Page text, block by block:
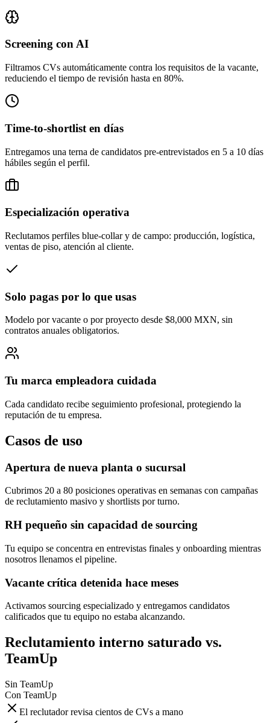
Screening con AI
Filtramos CVs automáticamente contra los requisitos de la vacante,
reduciendo el tiempo de revisión hasta en 80%.
Time-to-shortlist en días
Entregamos una terna de candidatos pre-entrevistados en 5 a 10 días
hábiles según el perfil.
Especialización operativa
Reclutamos perfiles blue-collar y de campo: producción, logística,
ventas de piso, atención al cliente.
Solo pagas por lo que usas
Modelo por vacante o por proyecto desde $8,000 MXN, sin
contratos anuales obligatorios.
Tu marca empleadora cuidada
Cada candidato recibe seguimiento profesional, protegiendo la
reputación de tu empresa.
Casos de uso
Apertura de nueva planta o sucursal
Cubrimos 20 a 80 posiciones operativas en semanas con campañas
de reclutamiento masivo y shortlists por turno.
RH pequeño sin capacidad de sourcing
Tu equipo se concentra en entrevistas finales y onboarding mientras
nosotros llenamos el pipeline.
Vacante crítica detenida hace meses
Activamos sourcing especializado y entregamos candidatos
calificados que tu equipo no estaba alcanzando.
Reclutamiento interno saturado vs.
TeamUp
Sin TeamUp
Con TeamUp
El reclutador revisa cientos de CVs a mano